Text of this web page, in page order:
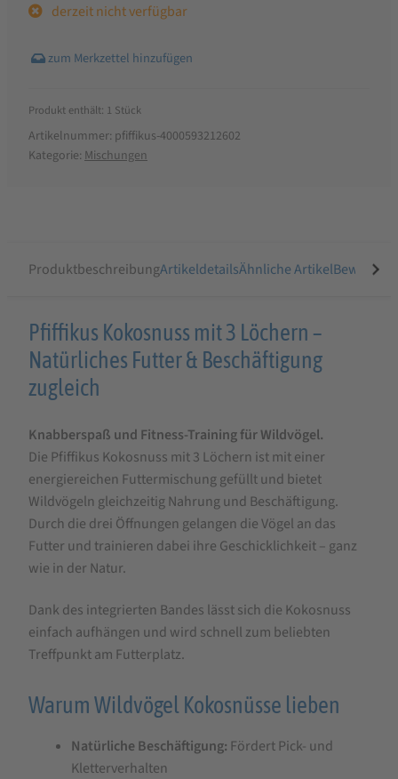
derzeit nicht verfügbar
Produkt enthält: 1 Stück
Artikelnummer: pfiffikus-4000593212602
Kategorie: Mischungen
ProduktbeschreibungArtikeldetailsÄhnliche Artikel
Produktbeschreibung
für
Pfiffikus
mit
3
Löchern,
1
Stück
Pfiffikus Kokosnuss mit 3 Löchern –
Natürliches Futter & Beschäftigung
zugleich
Knabberspaß und Fitness-Training für Wildvögel.
Die Pfiffikus Kokosnuss mit 3 Löchern ist mit einer
energiereichen Futtermischung gefüllt und bietet
Wildvögeln gleichzeitig Nahrung und Beschäftigung.
Durch die drei Öffnungen gelangen die Vögel an das
Futter und trainieren dabei ihre Geschicklichkeit – ganz
wie in der Natur.
Dank des integrierten Bandes lässt sich die Kokosnuss
einfach aufhängen und wird schnell zum beliebten
Treffpunkt am Futterplatz.
Warum Wildvögel Kokosnüsse lieben
Natürliche Beschäftigung: Fördert Pick- und
Kletterverhalten